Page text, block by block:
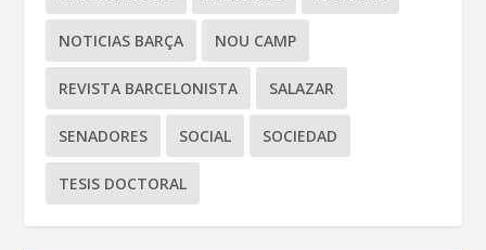
NOTICIAS BARÇA NOU CAMP
REVISTA BARCELONISTA SALAZAR
SENADORES SOCIAL SOCIEDAD
TESIS DOCTORAL